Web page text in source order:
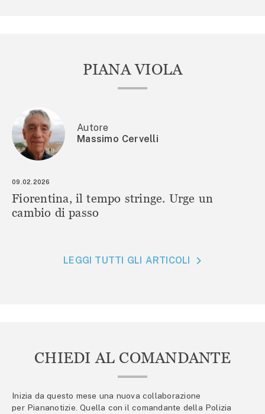
PIANA VIOLA
Autore
Massimo Cervelli
09.02.2026
Fiorentina, il tempo stringe. Urge un
cambio di passo
LEGGI TUTTI GLI ARTICOLI
CHIEDI AL COMANDANTE
Inizia da questo mese una nuova collaborazione
per Piananotizie. Quella con il comandante della Polizia